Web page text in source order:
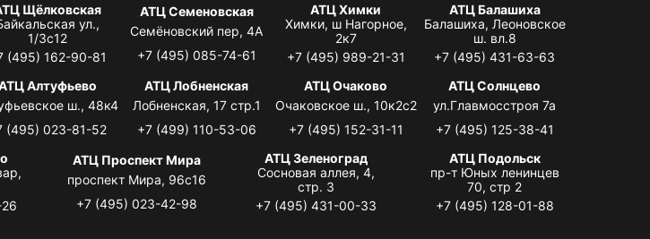
Щёлковская
ул.,
1/3с12
(495) 162-90-81
АТЦ Семеновская
Семёновский пер, 4А
+7 (495) 085-74-61
АТЦ Химки
Химки, ш Нагорное,
2к7
+7 (495) 989-21-31
АТЦ Балашиха
Балашиха, Леоновское
ш. вл.8
+7 (495) 431-63-63
Алтуфьево
ш., 48к4
(495) 023-81-52
АТЦ Лобненская
Лобненская, 17 стр.1
+7 (499) 110-53-06
АТЦ Очаково
Очаковское ш., 10к2с2
+7 (495) 152-31-11
АТЦ Солнцево
ул.Главмосстроя 7а
+7 (495) 125-38-41
АТЦ Проспект Мира
проспект Мира, 96с16
+7 (495) 023-42-98
АТЦ Зеленоград
Сосновая аллея, 4,
стр. 3
+7 (495) 431-00-33
АТЦ Подольск
пр-т Юных ленинцев
70, стр 2
+7 (495) 128-01-88